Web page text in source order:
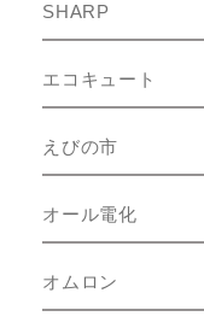
SHARP
エコキュート
えびの市
オール電化
オムロン